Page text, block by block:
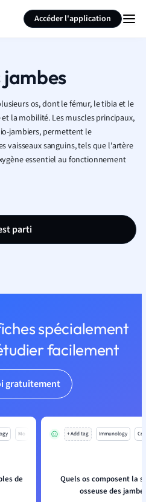
Accéder l'application
os, dont le fémur, le tibia et le
la mobilité. Les muscles principaux,
jambiers, permettent le
vaisseaux sanguins, tels que l'artère
essentiel au fonctionnement
parti
spécialement
facilement
gratuitement
Mo
de
+ Add tag Immunology
Quels os composent la
osseuse des
Résumer la page